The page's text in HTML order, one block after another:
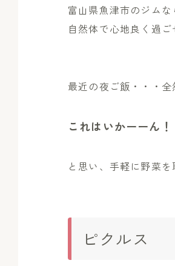
富山県魚津市のジムな
自然体で心地良く過
最近の夜ご飯・・・
これはいかーーん！
と思い、手軽に野菜
ピクルス